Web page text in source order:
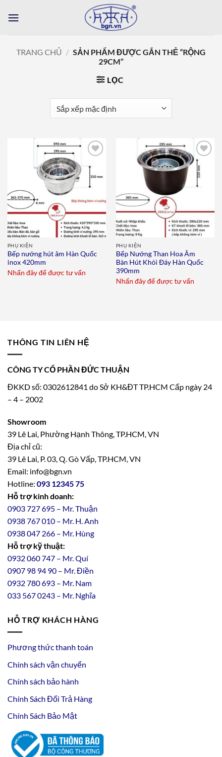
qua
TRANG CHỦ / SẢN PHẨM ĐƯỢC GẮN THẺ “RỘNG
29CM”
LỌC
wishlist
PHỤ KIỆN
Bếp nướng hút âm Hàn Quốc
inox 420mm
Nhấn đây để được tư vấn
Add to
wishlist
PHỤ KIỆN
Bếp Nướng Than Hoa Âm
Bàn Hút Khói Đáy Hàn Quốc
390mm
Nhấn đây để được tư vấn
THÔNG TIN LIÊN HỆ
CÔNG TY CỔ PHẦN ĐỨC THUẬN
ĐKKD số: 0302612841 do Sở KH&ĐT TP.HCM Cấp ngày 24
– 4 – 2002
Showroom
39 Lê Lai, Phường Hạnh Thông, TP.HCM, VN
Địa chỉ cũ:
39 Lê Lai, P. 03, Q. Gò Vấp, TP.HCM, VN
Email: info@bgn.vn
Hotline: 093 12345 75
Hỗ trợ kinh doanh:
0903 727 695 – Mr. Thuận
0938 767 010 – Mr. H. Anh
0938 047 266 – Mr. Hùng
Hỗ trợ kỹ thuật:
0932 060 747 – Mr. Quí
0907 98 94 90 – Mr. Điền
0932780693 – Mr. Nam
033 567 0243 – Mr. Nghĩa
HỖ TRỢ KHÁCH HÀNG
Phương thức thanh toán
Chính sách vận chuyển
Chính sách bảo hành
Chính Sách Đổi Trả Hàng
Chính Sách Bảo Mật